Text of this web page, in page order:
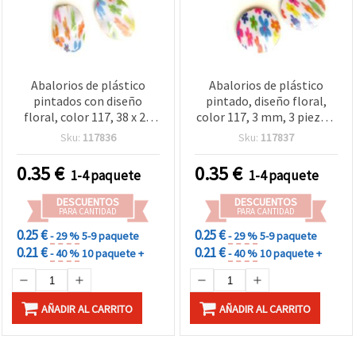
Abalorios de plástico
pintados con diseño
floral, color 117, 38 x 28
mm, 3 uds - 15 g,
bisutería y accesorios DIY
Sku: 117836
0.35€ 1-4 paquete
DESCUENTOS
PARA CANTIDAD
0.25 €- 29 %5-9 paquete
0.21 €- 40 %10 paquete +
AÑADIR AL CARRITO
Abalorios de plástico
pintado, diseño floral,
color 117, 3 mm, 3 piezas,
14 g - para manualidades,
Sku: 117837
0.35€ 1-4 paquete
DESCUENTOS
PARA CANTIDAD
0.25 €- 29 %5-9 paquete
0.21 €- 40 %10 paquete +
AÑADIR AL CARRITO